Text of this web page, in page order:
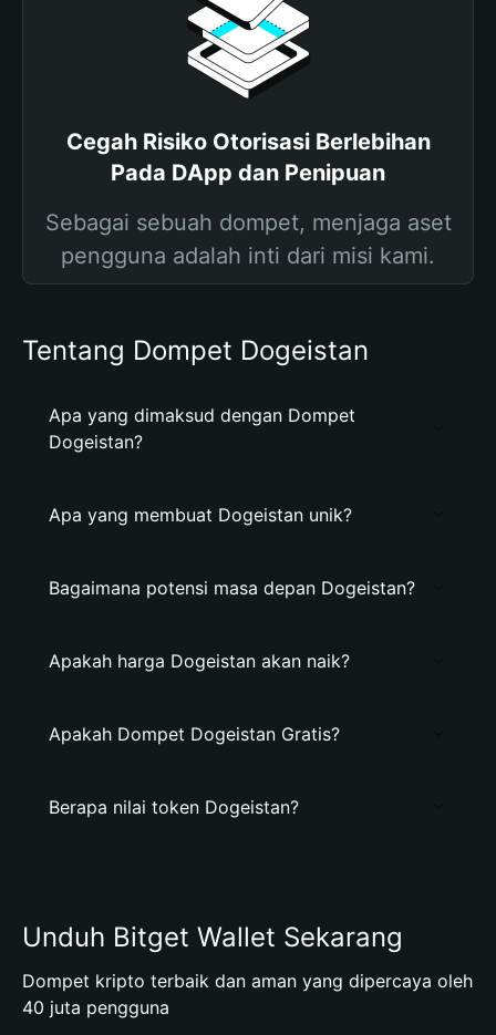
Cegah Risiko Otorisasi Berlebihan
Pada DApp dan Penipuan
Sebagai sebuah dompet, menjaga aset
pengguna adalah inti dari misi kami.
Tentang Dompet Dogeistan
Apa yang dimaksud dengan Dompet
Dogeistan?
Apa yang membuat Dogeistan unik?
Bagaimana potensi masa depan Dogeistan?
Apakah harga Dogeistan akan naik?
Apakah Dompet Dogeistan Gratis?
Berapa nilai token Dogeistan?
Unduh Bitget Wallet Sekarang
Dompet kripto terbaik dan aman yang dipercaya oleh
40 juta pengguna